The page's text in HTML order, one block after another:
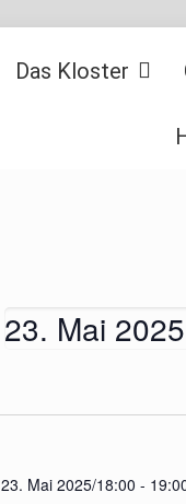
Das Kloster
23. Mai 2025
23. Mai 2025/18:00 -